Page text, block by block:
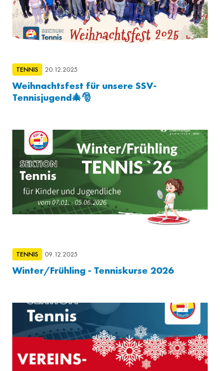
TENNIS 20.12.2025
Weihnachtsfest für unsere SSV-
Tennisjugend🎄🎅
TENNIS 09.12.2025
Winter/Frühling - Tenniskurse 2026